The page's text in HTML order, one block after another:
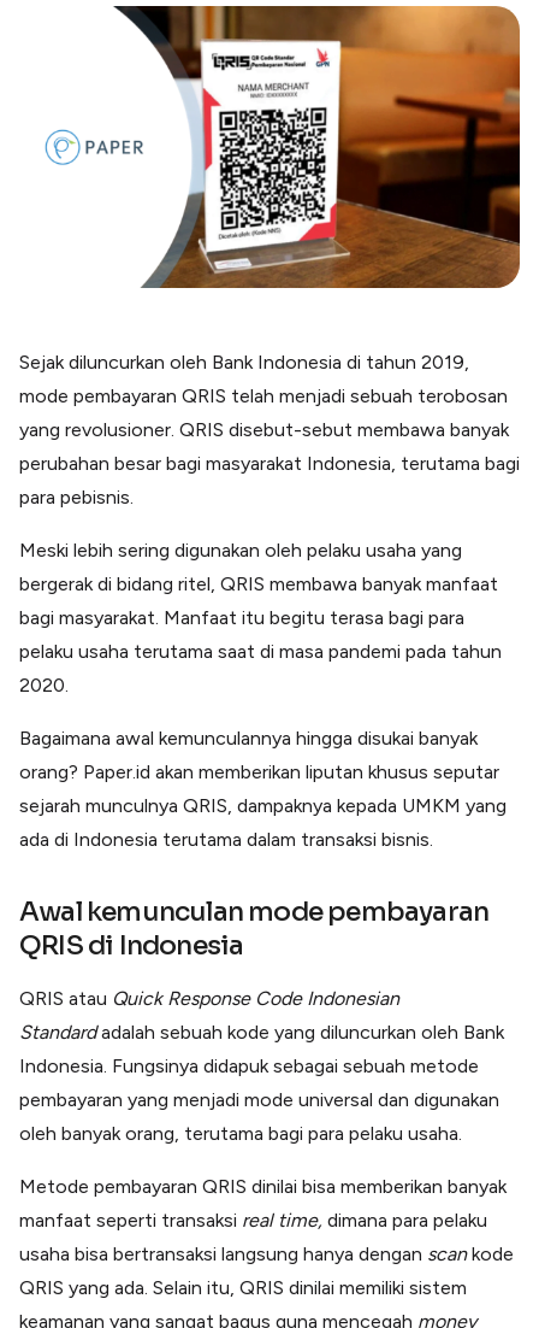
Paper XB
Bayar luar negeri pakai kartu kredit
Kartu Kredit Bisnis
Paper Card
Satu kartu untuk bisnis & personal
Paper Horizon
Kartu korporat expense terlengkap
Kelola Pembayaran Termin Proyek
Health & Beauty
Terima Pembayaran Instan Dan CC
Lainnya
Open API
Integrasi sistem bisnis dengan API
Pencatatan Laporan Keuangan Gratis
Blog
Kumpulan tips dan informasi bisnis
Sejak diluncurkan oleh Bank Indonesia di tahun 2019,
mode pembayaran QRIS telah menjadi sebuah terobosan
yang revolusioner. QRIS disebut-sebut membawa banyak
perubahan besar bagi masyarakat Indonesia, terutama bagi
para pebisnis.
Meski lebih sering digunakan oleh pelaku usaha yang
bergerak di bidang ritel, QRIS membawa banyak manfaat
bagi masyarakat. Manfaat itu begitu terasa bagi para
pelaku usaha terutama saat di masa pandemi pada tahun
2020.
Bagaimana awal kemunculannya hingga disukai banyak
orang? Paper.id akan memberikan liputan khusus seputar
sejarah munculnya QRIS, dampaknya kepada UMKM yang
ada di Indonesia terutama dalam transaksi bisnis.
Awal kemunculan mode pembayaran
QRIS di Indonesia
QRIS atau Quick Response Code Indonesian
Standardadalah sebuah kode yang diluncurkan oleh Bank
Indonesia. Fungsinya didapuk sebagai sebuah metode
pembayaran yang menjadi mode universal dan digunakan
oleh banyak orang, terutama bagi para pelaku usaha.
Metode pembayaran QRIS dinilai bisa memberikan banyak
manfaat seperti transaksi real time, dimana para pelaku
usaha bisa bertransaksi langsung hanya dengan scankode
QRIS yang ada. Selain itu, QRIS dinilai memiliki sistem
keamanan yang sangat bagus guna mencegah money